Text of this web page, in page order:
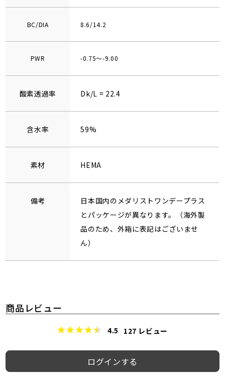
BC/DIA 8.6/14.2
PWR -0.75～-9.00
酸素透過率 Dk/L = 22.4
含水率 59%
素材 HEMA
備考
日本国内のメダリストワンデープラス
とパッケージが異なります。（海外製
品のため、外箱に表記はございませ
ん）
商品レビュー
4.5 127 レビュー
ログインする